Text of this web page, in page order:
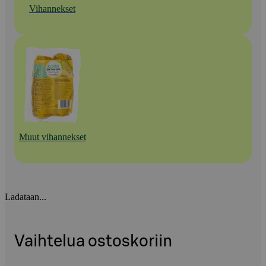
Vihannekset
Muut vihannekset
Ladataan...
Vaihtelua ostoskoriin